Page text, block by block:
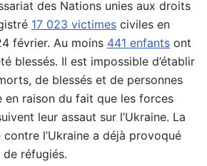
des Nations unies aux droits
17 023 victimes civiles en
février. Au moins 441 enfants ont
blessés. Il est impossible d’établir
de blessés et de personnes
en raison du fait que les forces
leur assaut sur l’Ukraine. La
contre l’Ukraine a déjà provoqué
de réfugiés.